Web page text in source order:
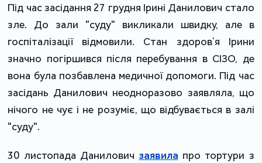
Під час засідання 27 грудня Ірині Данилович стало
зле. До зали "суду" викликали швидку, але в
госпіталізації відмовили. Стан здоровʼя Ірини
значно погіршився після перебування в СІЗО, де
вона була позбавлена медичної допомоги. Під час
засідань Данилович неодноразово заявляла, що
нічого не чує і не розуміє, що відбувається в залі
"суду".
30 листопада Данилович заявила про тортури з